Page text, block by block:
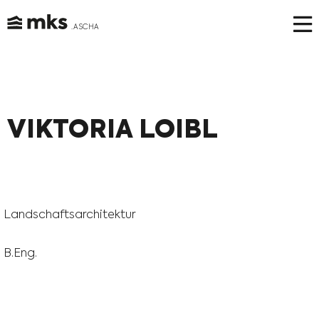
. ASCHA
VIKTORIA LOIBL
Landschaftsarchitektur
B.Eng.